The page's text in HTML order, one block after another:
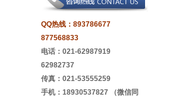
QQ热线： 893786677
877568833
电话：021-62987919
62982737
传真：021-53555259
手机：18930537827 （微信同